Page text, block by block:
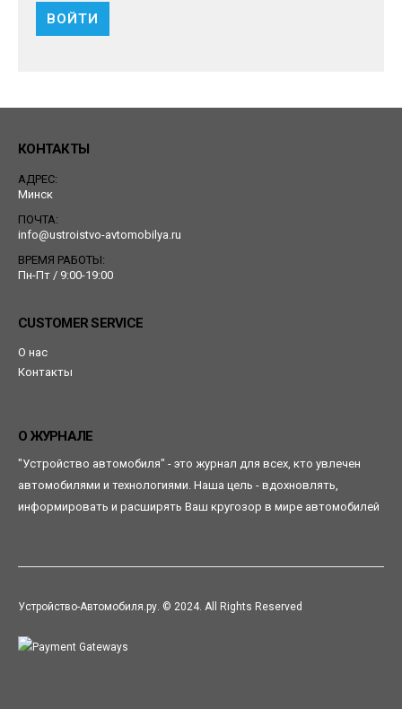
КОНТАКТЫ
АДРЕС:
Минск
ПОЧТА:
info@ustroistvo-avtomobilya.ru
ВРЕМЯ РАБОТЫ:
Пн-Пт / 9:00-19:00
CUSTOMER SERVICE
О нас
Контакты
О ЖУРНАЛЕ
"Устройство автомобиля" - это журнал для всех, кто увлечен
автомобилями и технологиями. Наша цель - вдохновлять,
информировать и расширять Ваш кругозор в мире автомобилей
Устройство-Автомобиля.ру. © 2024. All Rights Reserved